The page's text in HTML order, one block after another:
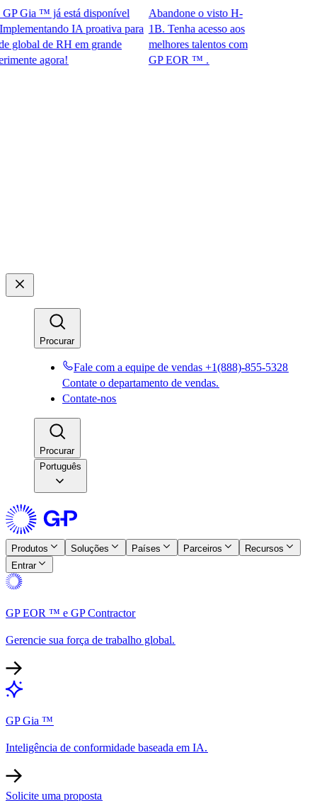
™ já está disponível
IA proativa para
de RH em grande
agora!​​
Abandone o visto H-
1B. Tenha acesso aos
melhores talentos com
GP EOR ™ .​​
Procurar​​
Fale com a equipe de vendas +1(888)-855-5328​​
Contate o departamento de vendas.​​
Contate-nos​​
Procurar​​
Português
Produtos​​ Soluções​​ Países​​ Parceiros​​
Recursos​​
Entrar​​
GP EOR ™ e GP Contractor​​
Gerencie sua força de trabalho global.​​
GP Gia ™​​
Inteligência de conformidade baseada em IA.​​
Solicite uma proposta​​